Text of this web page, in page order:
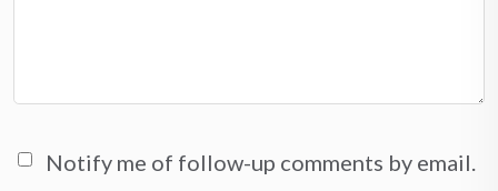
Notify me of follow-up comments by email.